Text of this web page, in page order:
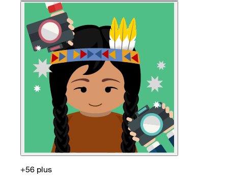
+56 plus